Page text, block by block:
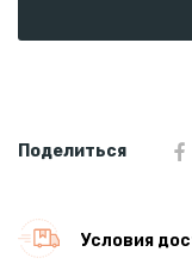
Поделиться
Условия